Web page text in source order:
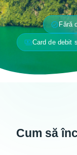
verified Fără
paymentsCard de debit
Cum să